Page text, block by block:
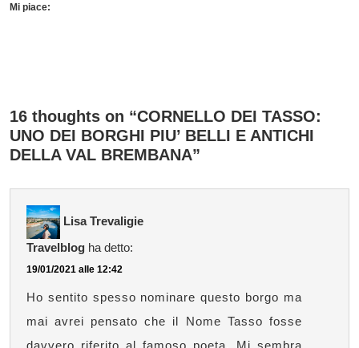
Mi piace:
16 thoughts on “CORNELLO DEI TASSO:
UNO DEI BORGHI PIU’ BELLI E ANTICHI
DELLA VAL BREMBANA”
Lisa Trevaligie
Travelblog ha detto:
19/01/2021 alle 12:42
Ho sentito spesso nominare questo borgo ma
mai avrei pensato che il Nome Tasso fosse
davvero riferito al famoso poeta. Mi sembra